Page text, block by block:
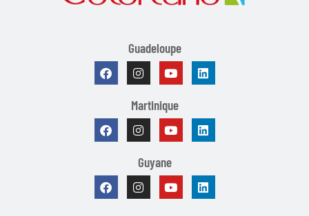
Guadeloupe
Martinique
Guyane